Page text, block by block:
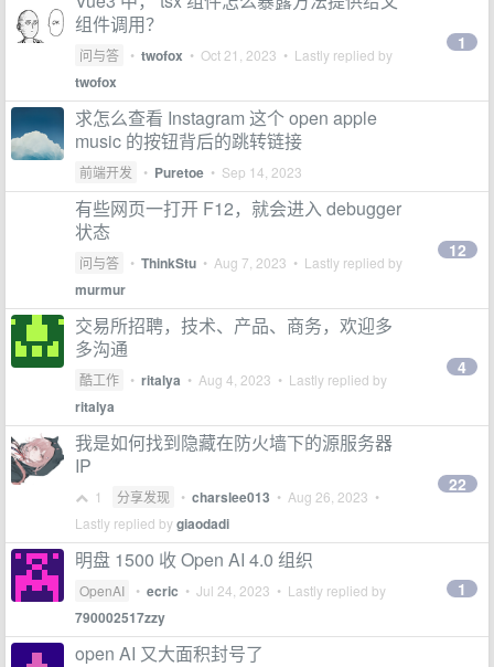
组件调用？
问与答 • twofox • Oct 21, 2023 • Lastly replied by
twofox
1
求怎么查看 Instagram 这个 open apple
music 的按钮背后的跳转链接
前端开发 • Puretoe • Sep 14, 2023
有些网页一打开 F12，就会进入 debugger
状态
问与答 • ThinkStu • Aug 7, 2023 • Lastly replied by
murmur
12
交易所招聘，技术、产品、商务，欢迎多
多沟通
酷工作 • ritalya • Aug 4, 2023 • Lastly replied by
ritalya
4
我是如何找到隐藏在防火墙下的源服务器
IP
1 分享发现 • charslee013 • Aug 26, 2023 •
Lastly replied bygiaodadi
22
明盘 1500 收 Open AI 4.0 组织
OpenAI • ecric • Jul 24, 2023 • Lastly replied by
790002517zzy
1
open AI 又大面积封号了